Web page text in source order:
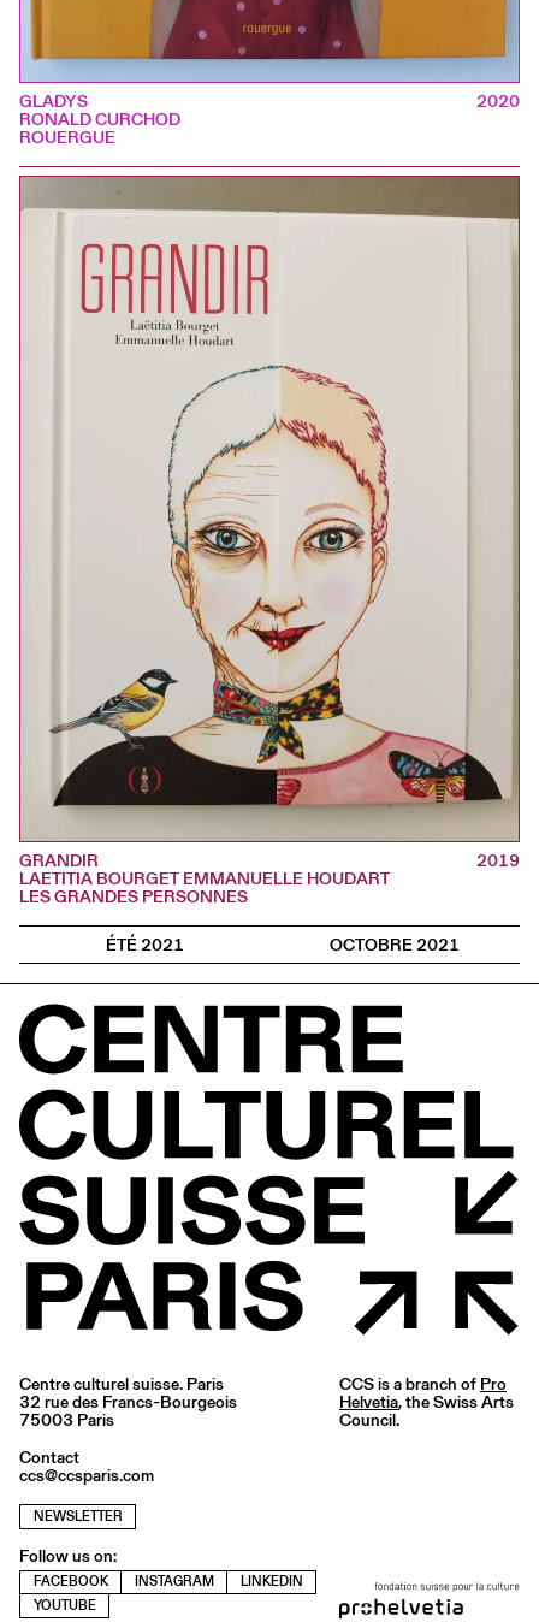
GLADYS
RONALD CURCHOD
ROUERGUE
2020
GRANDIR
LAETITIA BOURGET EMMANUELLE HOUDART
LES GRANDES PERSONNES
2019
ÉTÉ 2021 OCTOBRE 2021
Centre culturel suisse. Paris
32 rue des Francs-Bourgeois
75003 Paris
Contact
ccs@ccsparis.com
NEWSLETTER
Follow us on:
FACEBOOK INSTAGRAM
LINKEDIN
YOUTUBE
CCS is a branch of Pro
Helvetia, the Swiss Arts
Council.